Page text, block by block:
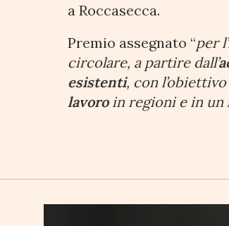
a Roccasecca.
Premio assegnato “per
circolare, a partire dall’
esistenti, con
lavoroin regioni e in un